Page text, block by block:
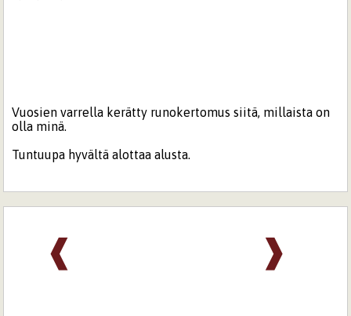
Vuosien varrella kerätty runokertomus siitä, millaista on
olla minä.
Tuntuupa hyvältä alottaa alusta.
❱
❰